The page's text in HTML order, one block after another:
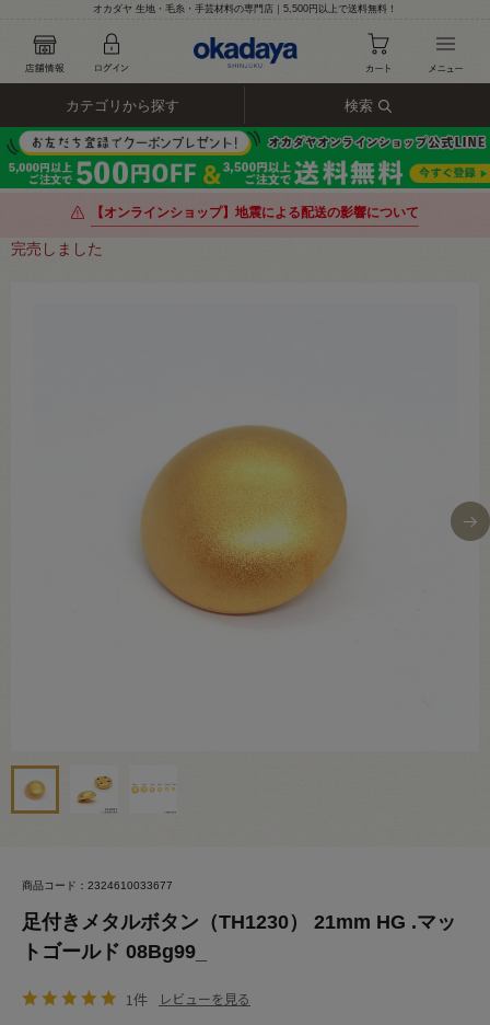
オカダヤ 生地・毛糸・手芸材料の専門店｜5,500円以上で送料無料！
カテゴリから探す 検索
【オンラインショップ】地震による配送の影響について
完売しました
商品コード：2324610033677
足付きメタルボタン（TH1230） 21mm HG .マッ
トゴールド 08Bg99_
1件 レビューを見る